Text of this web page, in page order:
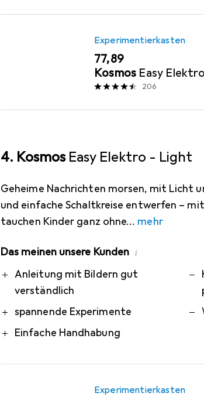
Experimentierkasten
EUR
77,89
Kosmos Easy
206
4. KosmosEasy Elektro - Light
Geheime Nachrichten morsen, mit Licht
und einfache Schaltkreise entwerfen –
tauchen Kinder ganz ohne
mehr
Das meinen unsere Kunden i
ProAnleitung mit Bildern gut
verständlich
spannende Experimente
Einfache Handhabung
Contra
Experimentierkasten